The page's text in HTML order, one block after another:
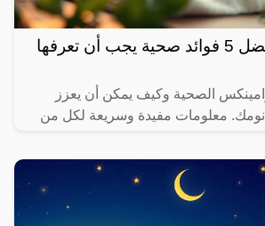
درامينكس: أفضل 5 فوائد صحية يجب أن تعرفها
الصحية وكيف يمكن أن يعزز
معلومات مفيدة وسريعة لكل من